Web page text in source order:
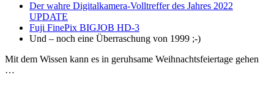
Der wahre Digitalkamera-Volltreffer des Jahres 2022
UPDATE
Fuji FinePix BIGJOB HD-3
Und – noch eine Überraschung von 1999 ;-)
Mit dem Wissen kann es in geruhsame Weihnachtsfeiertage gehen
…